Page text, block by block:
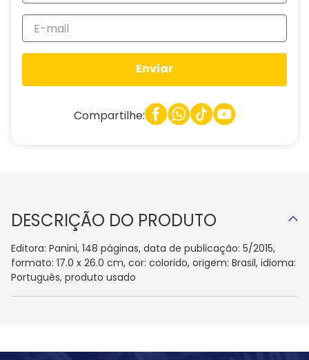
Enviar
Compartilhe:
DESCRIÇÃO DO PRODUTO
Editora: Panini, 148 páginas, data de publicação: 5/2015,
formato: 17.0 x 26.0 cm, cor: colorido, origem: Brasil, idioma:
Português, produto usado